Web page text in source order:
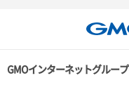
GMOインターネットグルー